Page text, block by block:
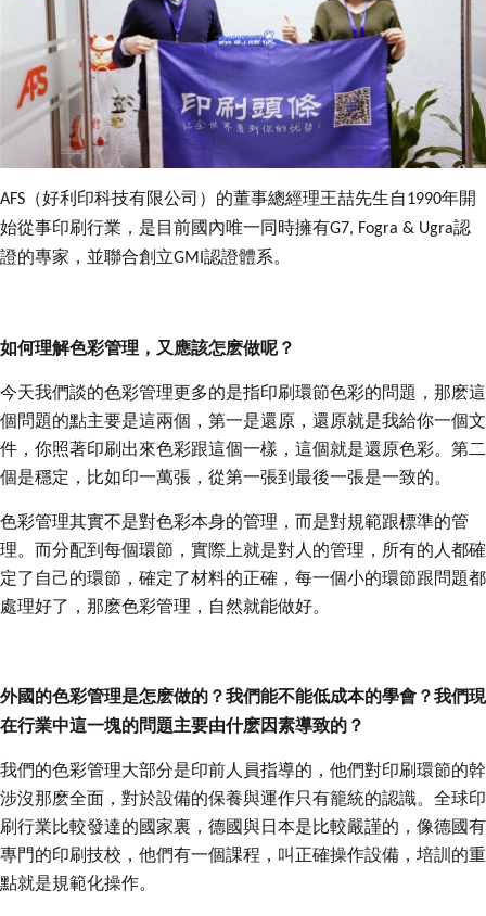
AFS （好利印科技有限公司）的董事總經理王喆先生自1990年開
始從事印刷行業，是目前國內唯一同時擁有G7, Fogra & Ugra認
證的專家，並聯合創立GMI 認證體系。
如何理解色彩管理，又應該怎麽做呢？
今天我們談的色彩管理更多的是指印刷環節色彩的問題，那麽這
個問題的點主要是這兩個，第一是還原，還原就是我給你一個文
件，你照著印刷出來色彩跟這個一樣，這個就是還原色彩。第二
個是穩定，比如印一萬張，從第一張到最後一張是一致的。
色彩管理其實不是對色彩本身的管理，而是對規範跟標準的管
理。而分配到每個環節，實際上就是對人的管理，所有的人都確
定了自己的環節，確定了材料的正確，每一個小的環節跟問題都
處理好了，那麽色彩管理，自然就能做好。
外國的色彩管理是怎麽做的？我們能不能低成本的學會？我們現
在行業中這一塊的問題主要由什麽因素導致的？
我們的色彩管理大部分是印前人員指導的，他們對印刷環節的幹
涉沒那麽全面，對於設備的保養與運作只有籠統的認識。全球印
刷行業比較發達的國家裏，德國與日本是比較嚴謹的，像德國有
專門的印刷技校，他們有一個課程，叫正確操作設備，培訓的重
點就是規範化操作。